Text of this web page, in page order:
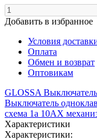
Добавить в избранное
Условия
Оплата
Обмен и возврат
Оптовикам
GLOSSA
Выключатель
схема 1а 10АХ
Характеристики
Характеристики: